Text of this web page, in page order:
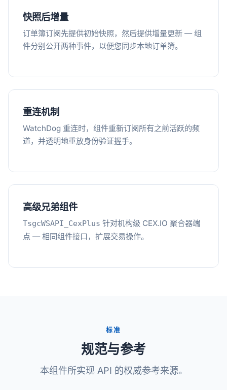
快照后增量
订单簿订阅先提供初始快照，然后提供增量更新 — 组
件分别公开两种事件，以便您同步本地订单簿。
重连机制
WatchDog 重连时，组件重新订阅所有之前活跃的频
道，并透明地重放身份验证握手。
高级兄弟组件
TsgcWSAPI_CexPlus 针对机构级 CEX.IO 聚合器端
点 — 相同组件接口，扩展交易操作。
标准
规范与参考
本组件所实现 API 的权威参考来源。